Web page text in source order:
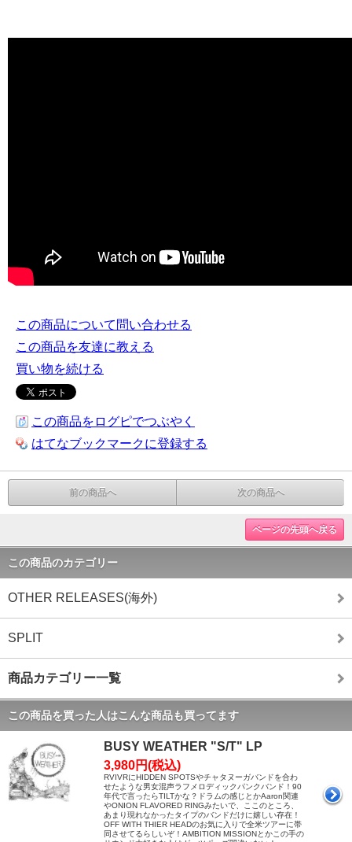
この商品について問い合わせる
この商品を友達に教える
買い物を続ける
この商品をログピでつぶやく
はてなブックマークに登録する
前の商品へ 次の商品へ
ページの先頭へ戻る
この商品のカテゴリー
OTHER RELEASES(海外)
SPLIT
商品カテゴリー一覧
この商品を買った人はこんな商品も買ってます
BUSY WEATHER "S/T" LP
3,980円(税込)
RVIVRにHIDDEN SPOTSやチャタヌーガバンドを合わ
せたような男女混声ラフメロディックパンクバンド！90
年代で言ったらTILTかな？ドラムの感じとかAaron関連
やONION FLAVORED RINGみたいで、ここのところ、
あまり現れなかったタイプのバンドだけに嬉しい存在！
OFF WITH THIER HEADのお気に入りで全米ツアーに帯
同させてるらしいぞ！AMBITION MISSIONとかこの手の